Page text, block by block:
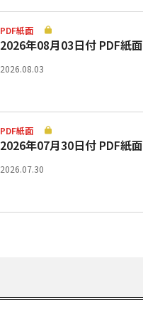
PDF紙面
2026年08月03日付 PDF紙面
2026.08.03
PDF紙面
2026年07月30日付 PDF紙面
2026.07.30